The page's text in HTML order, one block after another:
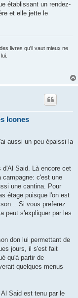
établissant un rendez-
et elle jette le
livres qu'il vaut mieux ne
Icones
aussi un peu épaissi la
d'Al Said. Là encore cet
campagne: c'est une
une cantina. Pour
étage puisque l'on est
Si vous preferez
peut s'expliquer par les
don lui permettant de
jours, il s'est fait
qu'à partir de
quelques menus
Said est tenu par le